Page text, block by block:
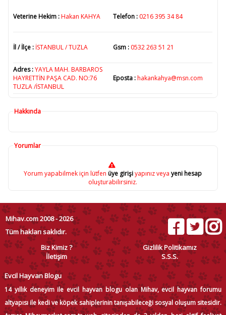
Veterine Hekim :Hakan KAHYA Telefon : 0216 395 34 84
İl / İlçe : İSTANBUL / TUZLA Gsm : 0532 263 51 21
Adres :YAYLA MAH. BARBAROS
HAYRETTİN PAŞA CAD. NO:76
TUZLA /İSTANBUL
Eposta :hakankahya@msn.com
Hakkında
Yorumlar
Yorum yapabilmek için lütfen üye girişiyapınız veya yeni hesap
oluşturabilirsiniz.
Mihav.com 2008 - 2026
Tüm hakları saklıdır.
Biz Kimiz ?
Gizlilik Politikamız
İletişim
S.S.S.
Evcil Hayvan Blogu
14 yıllık deneyim ile evcil hayvan blogu olan Mihav, evcil hayvan forumu
altyapısı ile kedi ve köpek sahiplerinin tanışabileceği sosyal oluşum sitesidir.